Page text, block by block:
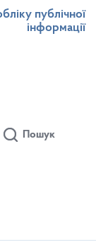
публічної
інформації
Пошук